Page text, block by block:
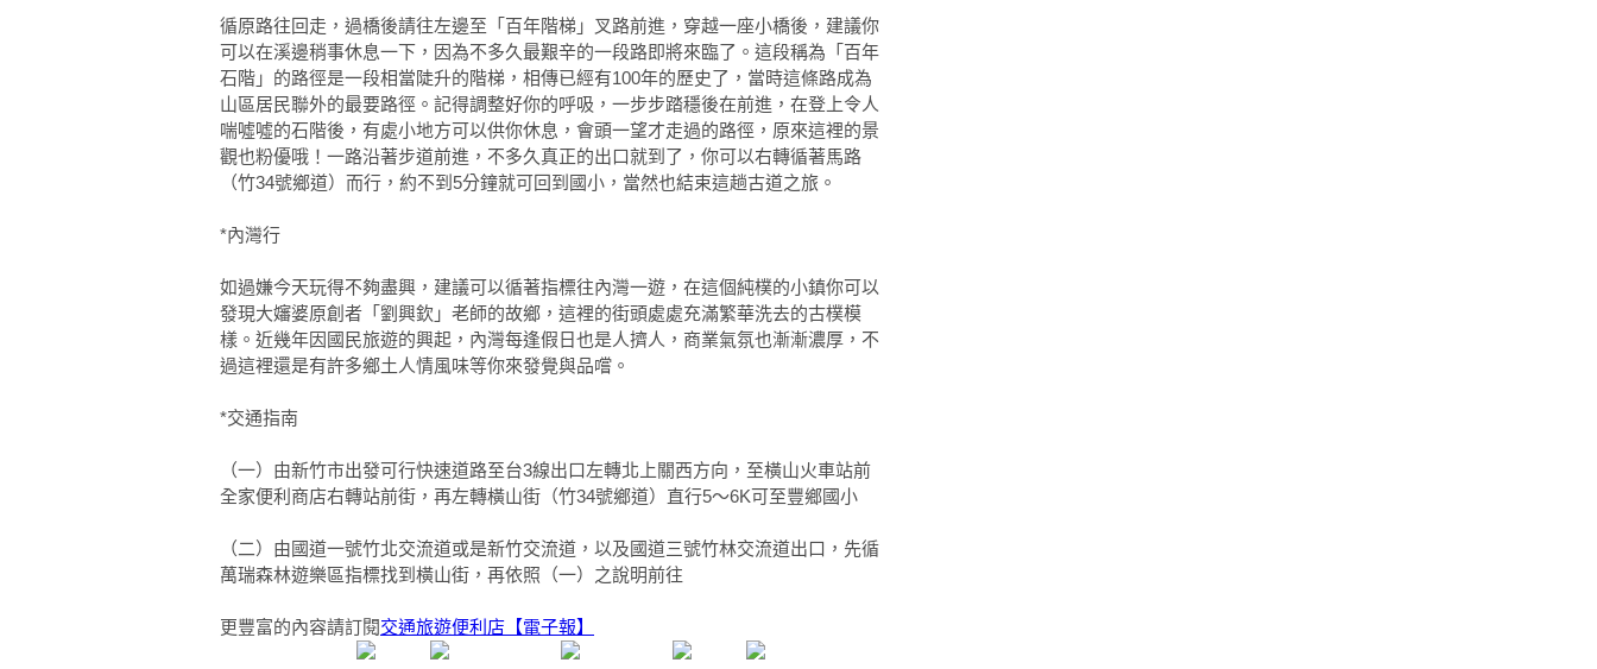
循原路往回走，過橋後請往左邊至「百年階梯」叉路前進，穿越一座小橋後，建議你
可以在溪邊稍事休息一下，因為不多久最艱辛的一段路即將來臨了。這段稱為「百年
石階」的路徑是一段相當陡升的階梯，相傳已經有100年的歷史了，當時這條路成為
山區居民聯外的最要路徑。記得調整好你的呼吸，一步步踏穩後在前進，在登上令人
喘噓噓的石階後，有處小地方可以供你休息，會頭一望才走過的路徑，原來這裡的景
觀也粉優哦！一路沿著步道前進，不多久真正的出口就到了，你可以右轉循著馬路
（竹34號鄉道）而行，約不到5分鐘就可回到國小，當然也結束這趟古道之旅。
*內灣行
如過嫌今天玩得不夠盡興，建議可以循著指標往內灣一遊，在這個純樸的小鎮你可以
發現大嬸婆原創者「劉興欽」老師的故鄉，這裡的街頭處處充滿繁華洗去的古樸模
樣。近幾年因國民旅遊的興起，內灣每逢假日也是人擠人，商業氣氛也漸漸濃厚，不
過這裡還是有許多鄉土人情風味等你來發覺與品嚐。
*交通指南
（一）由新竹市出發可行快速道路至台3線出口左轉北上關西方向，至橫山火車站前
全家便利商店右轉站前街，再左轉橫山街（竹34號鄉道）直行5～6K可至豐鄉國小
（二）由國道一號竹北交流道或是新竹交流道，以及國道三號竹林交流道出口，先循
萬瑞森林遊樂區指標找到橫山街，再依照（一）之說明前往
更豐富的內容請訂閱交通旅遊便利店【電子報】